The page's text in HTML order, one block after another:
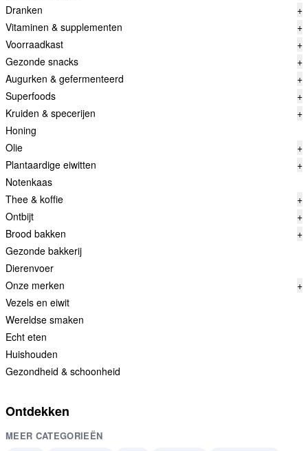
Dranken
+
Vitaminen & supplementen
+
Voorraadkast
+
Gezonde snacks
+
Augurken & gefermenteerd
+
Superfoods
+
Kruiden & specerijen
+
Honing
Olie
+
Plantaardige eiwitten
+
Notenkaas
Thee & koffie
+
Ontbijt
+
Brood bakken
+
Gezonde bakkerij
Dierenvoer
Onze merken
+
Vezels en eiwit
Wereldse smaken
Echt eten
Huishouden
Gezondheid & schoonheid
Ontdekken
MEER CATEGORIEËN